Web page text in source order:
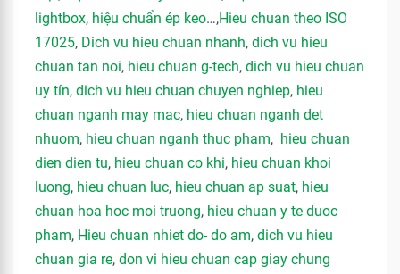
lightbox, hiệu chuẩn ép keo…,Hieu chuan theo ISO
17025, Dich vu hieu chuan nhanh, dich vu hieu
chuan tan noi, hieu chuan g-tech, dich vu hieu chuan
uy tín, dich vu hieu chuan chuyen nghiep, hieu
chuan nganh may mac, hieu chuan nganh det
nhuom, hieu chuan nganh thuc pham, hieu chuan
dien dien tu, hieu chuan co khi, hieu chuan khoi
luong, hieu chuan luc, hieu chuan ap suat, hieu
chuan hoa hoc moi truong, hieu chuan y te duoc
pham, Hieu chuan nhiet do- do am, dich vu hieu
chuan gia re, don vi hieu chuan cap giay chung